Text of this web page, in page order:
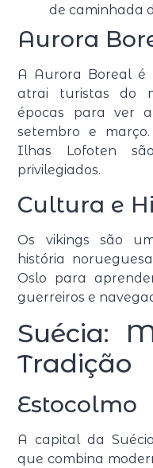
de caminhada
Aurora
A Aurora Boreal é
atrai turistas do
épocas para ver
setembro e
Ilhas Lofoten
privilegiados.
Cultura e
Os vikings são
história
Oslo para
guerreiros e
Suécia:
Tradição
Estocolmo
A capital da
que combina